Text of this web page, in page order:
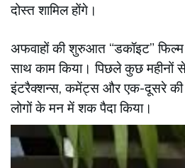
दोस्त शामिल होंगे।
अफवाहों की शुरुआत “डकॉइट”
साथ काम किया। पिछले कुछ महीनों
इंटरैक्शन्स, कमेंट्स और एक-दूसरे की
लोगों के मन में शक पैदा किया।